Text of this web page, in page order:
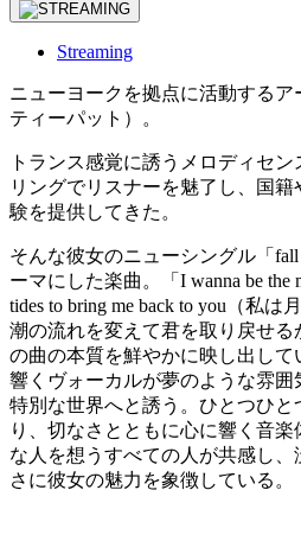
Streaming
ニューヨークを拠点に活動するア
ティーパット）。
トランス感覚に誘うメロディセ
リングでリスナーを魅了し、国
験を提供してきた。
そんな彼女のニューシングル「
ーマにした楽曲。「I wanna be the
tides to bring me back to you（私
潮の流れを変えて君を取り戻せる
の曲の本質を鮮やかに映し出し
響くヴォーカルが夢のような雰
特別な世界へと誘う。ひとつひ
り、切なさとともに心に響く音
な人を想うすべての人が共感し、
さに彼女の魅力を象徴している。